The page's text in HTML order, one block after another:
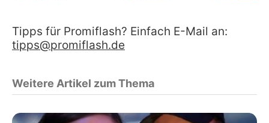
Tipps für Promiflash? Einfach E-Mail an:
tipps@promiflash.de
Weitere Artikel zum Thema